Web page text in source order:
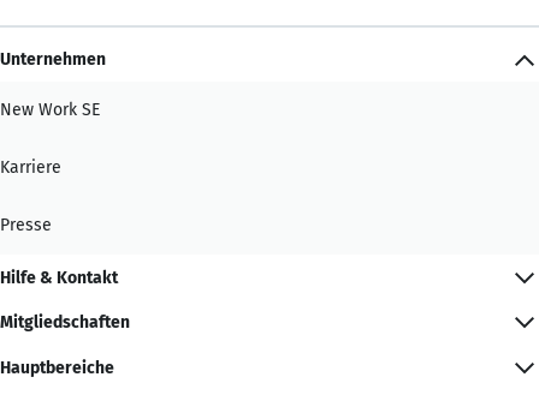
Unternehmen
New Work SE
Karriere
Presse
Hilfe & Kontakt
Mitgliedschaften
Hauptbereiche